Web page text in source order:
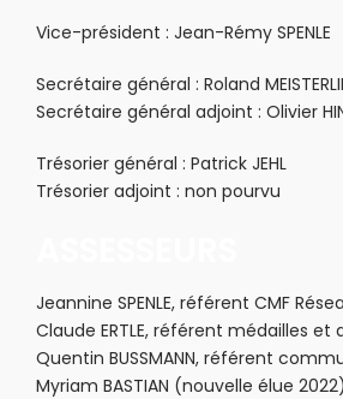
Vice-président : Jean-Rémy SPENLE
Secrétaire général : Roland
Secrétaire général adjoint : Olivier
Trésorier général : Patrick JEHL
Trésorier adjoint : non pourvu
Jeannine SPENLE, référent CMF
Claude ERTLE, référent médailles et
Quentin BUSSMANN, référent
Myriam BASTIAN (nouvelle élue 2022)